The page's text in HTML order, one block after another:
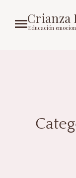
Crianza
Educación